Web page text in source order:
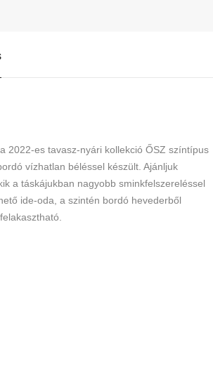
2022-es tavasz-nyári kollekció ŐSZ színtípus
vízhatlan béléssel készült. Ajánljuk
a táskájukban nagyobb sminkfelszereléssel
ide-oda, a szintén bordó hevederből